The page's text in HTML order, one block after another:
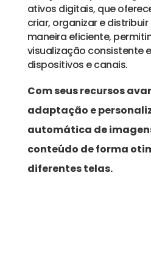
ativos digitais, que
criar, organizar e
maneira eficiente,
visualização consistente
dispositivos e canais.
Com seus recursos
adaptação e
automática de
conteúdo de forma
diferentes telas.